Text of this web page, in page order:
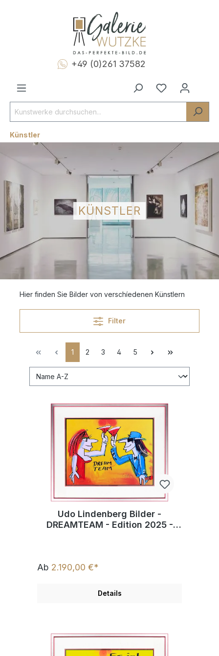
+49 (0)261 37582
Künstler
KÜNSTLER
Hier finden Sie Bilder von verschíedenen Künstlern
Filter
1 2 3 4 5
Udo Lindenberg Bilder -
DREAMTEAM - Edition 2025 -
Ab 2.190,00 €*
Details